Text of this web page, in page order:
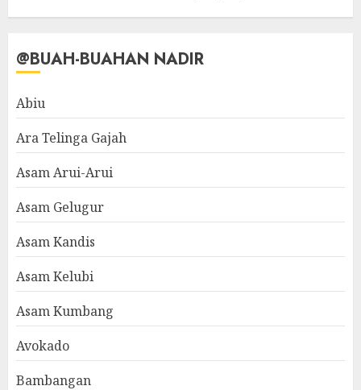
@BUAH-BUAHAN NADIR
Abiu
Ara Telinga Gajah
Asam Arui-Arui
Asam Gelugur
Asam Kandis
Asam Kelubi
Asam Kumbang
Avokado
Bambangan